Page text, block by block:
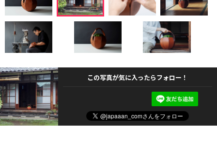
この写真が気に入ったらフォロー！